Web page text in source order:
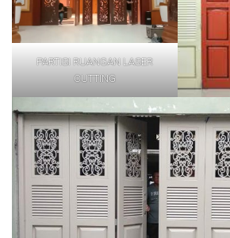
PARTISI RUANGAN LASER
CUTTING